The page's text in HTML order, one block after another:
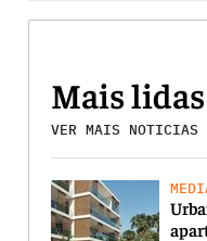
Mais lidas
VER MAIS NOTICIAS